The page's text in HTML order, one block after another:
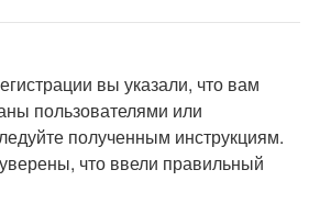
вы указали, что вам
пользователями или
полученным инструкциям.
что ввели правильный